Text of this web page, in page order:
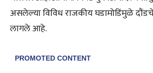
असलेल्या विविध राजकीय घडामोडिंमुळे
लागले आहे.